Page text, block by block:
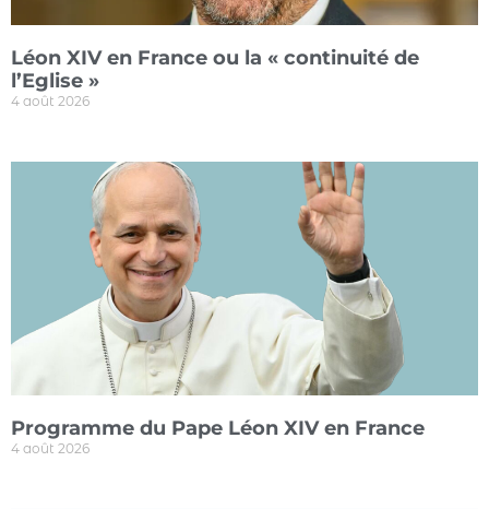
Léon XIV en France ou la « continuité de
l’Eglise »
4 août 2026
Programme du Pape Léon XIV en France
4 août 2026